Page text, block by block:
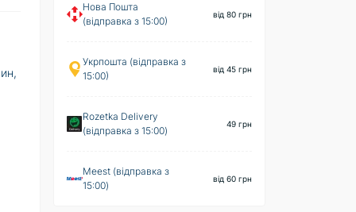
Нова Пошта
(відправка з 15:00)
від 80 грн
Укрпошта (відправка з
15:00)
від 45 грн
Rozetka Delivery
(відправка з 15:00)
49 грн
Meest (відправка з
15:00)
від 60 грн